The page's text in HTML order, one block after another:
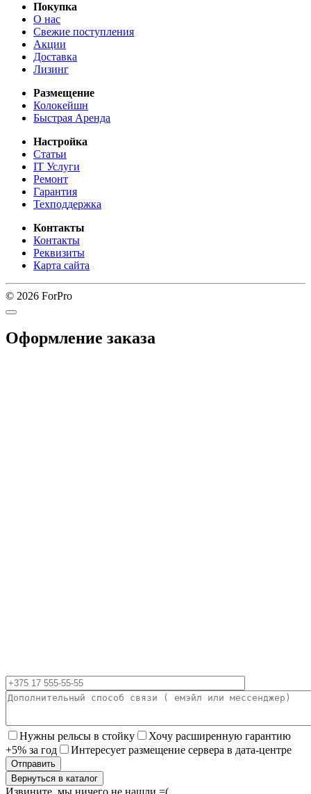
Покупка
О нас
Свежие поступления
Акции
Доставка
Лизинг
Размещение
Колокейшн
Быстрая Аренда
Настройка
Статьи
IT Услуги
Ремонт
Гарантия
Техподдержка
Контакты
Контакты
Реквизиты
Карта сайта
© 2026 ForPro
Оформление заказа
Нужны рельсы в стойку
Хочу расширенную гарантию
+5% за год
Интересует размещение сервера в дата-центре
Вернуться в каталог
Извините, мы ничего не нашли =(